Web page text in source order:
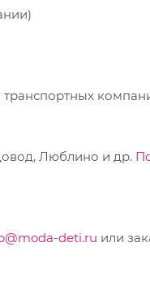
транспортных
Люблино и др.
deti.ru или